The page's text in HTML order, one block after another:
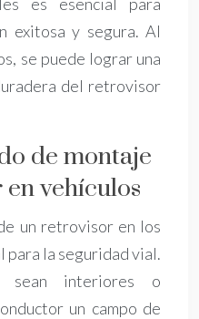
exitosa y segura. Al
se puede lograr una
del retrovisor
de montaje
vehículos
un retrovisor en los
para la seguridad vial.
sean interiores o
un campo de